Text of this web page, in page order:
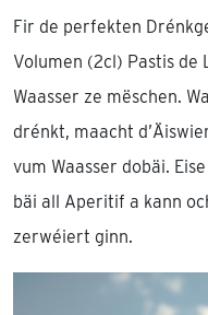
Fir de perfekten
Volumen (2cl) Pastis de
Waasser ze mëschen.
drénkt, maacht
vum Waasser dobäi.
bäi all Aperitif a kann
zerwéiert ginn.